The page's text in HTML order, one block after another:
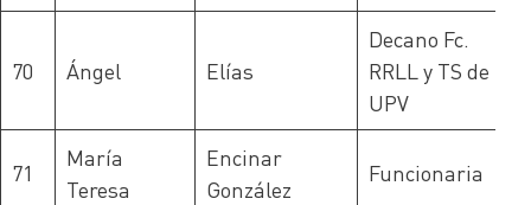
70 Ángel Elías
Decano Fc.
RRLL y TS de la
UPV
71
María
Teresa
Encinar
González
Funcionaria